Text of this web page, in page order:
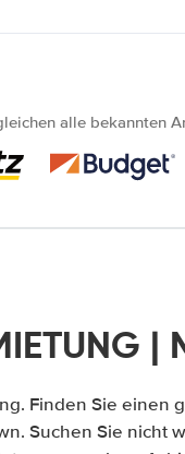
alle bekannten
Finden Sie einen
Suchen Sie nicht